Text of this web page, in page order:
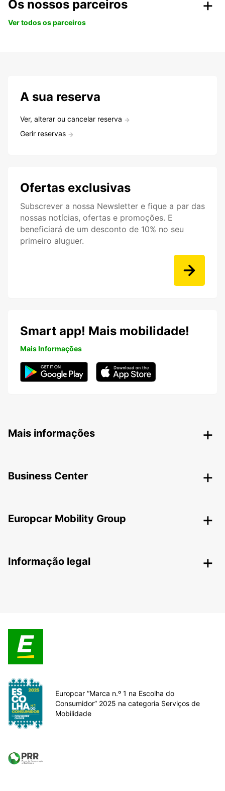
Os nossos parceiros
Ver todos os parceiros
A sua reserva
Ver, alterar ou cancelar reserva
Gerir reservas
Ofertas exclusivas
Subscrever a nossa Newsletter e fique a par das
nossas notícias, ofertas e promoções. E
beneficiará de um desconto de 10% no seu
primeiro aluguer.
Smart app! Mais mobilidade!
Mais Informações
Mais informações
Business Center
Europcar Mobility Group
Informação legal
Europcar “Marca n.º 1 na Escolha do
Consumidor” 2025 na categoria Serviços de
Mobilidade